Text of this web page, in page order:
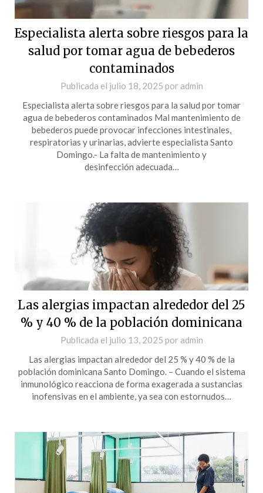
Especialista alerta sobre riesgos para la
salud por tomar agua de bebederos
contaminados
Publicada el julio 18, 2025 por admin
Especialista alerta sobre riesgos para la salud por tomar
agua de bebederos contaminados Mal mantenimiento de
bebederos puede provocar infecciones intestinales,
respiratorias y urinarias, advierte especialista Santo
Domingo.- La falta de mantenimiento y
desinfección adecuada…
Las alergias impactan alrededor del 25
% y 40 % de la población dominicana
Publicada el julio 13, 2025 por admin
Las alergias impactan alrededor del 25 % y 40 % de la
población dominicana Santo Domingo. – Cuando el sistema
inmunológico reacciona de forma exagerada a sustancias
inofensivas en el ambiente, ya sea con estornudos…